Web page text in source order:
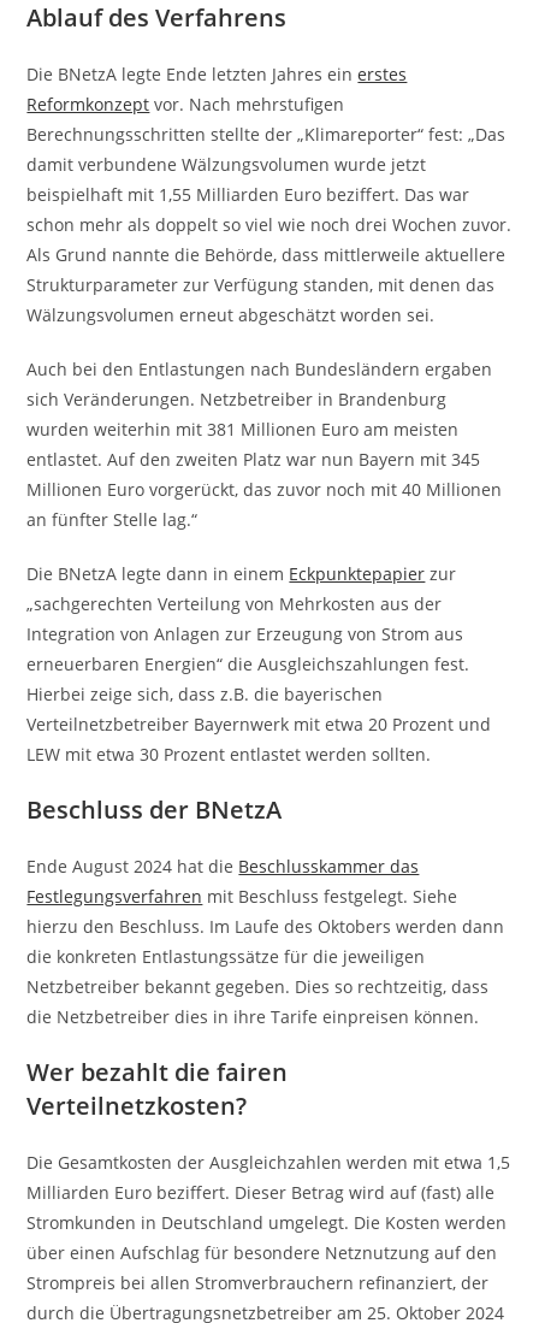
Ablauf des Verfahrens
Die BNetzA legte Ende letzten Jahres einerstes
Reformkonzept vor. Nach mehrstufigen
Berechnungsschritten stellte der „Klimareporter“ fest: „Das
damit verbundene Wälzungsvolumen wurde jetzt
beispielhaft mit 1,55 Milliarden Euro beziffert. Das war
schon mehr als doppelt so viel wie noch drei Wochen zuvor.
Als Grund nannte die Behörde, dass mittlerweile aktuellere
Strukturparameter zur Verfügung standen, mit denen das
Wälzungsvolumen erneut abgeschätzt worden sei.
Auch bei den Entlastungen nach Bundesländern ergaben
sich Veränderungen. Netzbetreiber in Brandenburg
wurden weiterhin mit 381 Millionen Euro am meisten
entlastet. Auf den zweiten Platz war nun Bayern mit 345
Millionen Euro vorgerückt, das zuvor noch mit 40 Millionen
an fünfter Stelle lag.“
Die BNetzA legte dann in einem Eckpunktepapier zur
„sachgerechten Verteilung von Mehrkosten aus der
Integration von Anlagen zur Erzeugung von Strom aus
erneuerbaren Energien“ die Ausgleichszahlungen fest.
Hierbei zeige sich, dass z.B. die bayerischen
Verteilnetzbetreiber Bayernwerk mit etwa 20 Prozent und
LEW mit etwa 30 Prozent entlastet werden sollten.
Beschluss der BNetzA
Ende August 2024 hat die Beschlusskammer das
Festlegungsverfahren mit Beschluss festgelegt. Siehe
hierzu den Beschluss. Im Laufe des Oktobers werden dann
die konkreten Entlastungssätze für die jeweiligen
Netzbetreiber bekannt gegeben. Dies so rechtzeitig, dass
die Netzbetreiber dies in ihre Tarife einpreisen können.
Wer bezahlt die fairen
Verteilnetzkosten?
Die Gesamtkosten der Ausgleichzahlen werden mit etwa 1,5
Milliarden Euro beziffert. Dieser Betrag wird auf (fast) alle
Stromkunden in Deutschland umgelegt. Die Kosten werden
über einen Aufschlag für besondere Netznutzung auf den
Strompreis bei allen Stromverbrauchern refinanziert, der
durch die Übertragungsnetzbetreiber am 25. Oktober 2024